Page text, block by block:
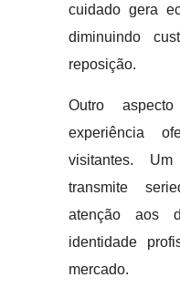
cuidado gera
diminuindo
reposição.
Outro
experiência
visitantes.
transmite
atenção aos
identidade
mercado.